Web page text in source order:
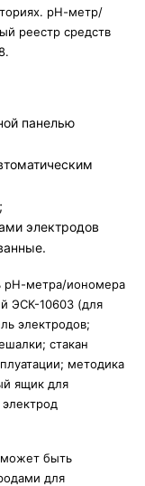
рН-метр/
реестр средств
панелью
электродов
рН-метра/иономера
ЭСК-10603 (для
электродов;
стакан
методика
ящик для
быть
для